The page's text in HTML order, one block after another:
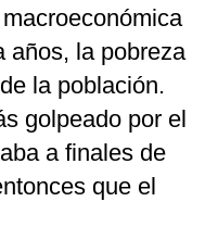
años, la pobreza
la población.
golpeado por el
a finales de
que el